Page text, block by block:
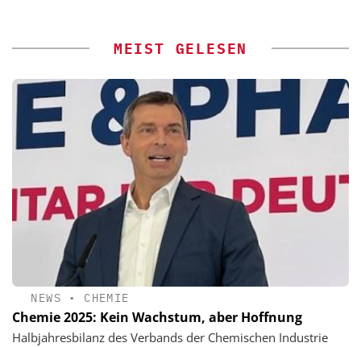
MEIST GELESEN
NEWS • CHEMIE
Chemie 2025: Kein Wachstum, aber Hoffnung
Halbjahresbilanz des Verbands der Chemischen Industrie